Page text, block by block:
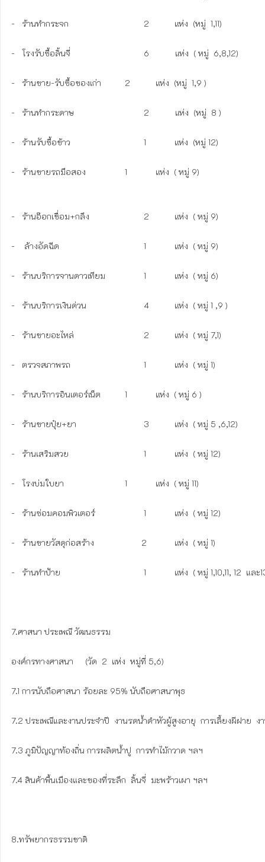
-   ร้านทำกระจก				2	     แห่ง  (หมู่  1,11)
-   โรงรับซื้อลิ้นจี่				6           แห่ง  ( หมู่  6,8,12)
-   ร้านขาย-รับซื้อของเก่า	        2	     แห่ง  (หมู่  1,9 )
-   ร้านทำกระดาษ		   	        2           แห่ง  (หมู่  8 )
-   ร้านรับซื้อข้าว				1            แห่ง  (หมู่ 12)
-   ร้านขายรถมือสอง			1	     แห่ง  ( หมู่ 9)
-   ร้านอ๊อกเชื่อม+กลึง		        2	     แห่ง  ( หมู่ 9)
-    ล้างอัดฉีด					1	     แห่ง  ( หมู่ 9)
-   ร้านบริการจานดาวเทียม		1	     แห่ง  ( หมู่ 6)
-   ร้านบริการเงินด่วน			4	     แห่ง  ( หมู่ 1 ,9 )
-   ร้านขายอะไหล่				2	     แห่ง  ( หมู่ 7,1)
-   ตรวจสภาพรถ				1	     แห่ง  ( หมู่ 1)
-   ร้านบริการอินเตอร์เน็ต		1	     แห่ง  ( หมู่ 6 )
-   ร้านขายปุ๋ย+ยา				3	     แห่ง  ( หมู่ 5 ,6,12)
-   ร้านเสริมสวย				1	     แห่ง  ( หมู่ 12)
-   โรงบ่มใบยา				1            แห่ง  ( หมู่ 11)
-   ร้านซ่อมคอมพิวเตอร์			1            แห่ง  ( หมู่ 12)
-   ร้านขายวัสดุก่อสร้าง		       2	     แห่ง  ( หมู่ 1)
-   ร้านทำป้าย					1	     แห่ง  ( หมู่ 1,10,11, 12  และ13)
7.ศาสนา ประเพณี วัฒนธรรม
องค์กรทางศาสนา     (วัด  2  แห่ง  หมู่ที่ 5,6)
7.1 การนับถือศาสนา ร้อยละ 95% นับถือศาสนาพุธ
7.2 ประเพณีและงานประจำปี  งานรดน้ำดำหัวผู้สูงอายุ  การเลี้ยงผีฝาย  ง
7.3 ภูมิปัญญาท้องถิ่น การผลิตน้ำปู  การทำไม้กวาด ฯลฯ
7.4 สินค้าพื้นเมืองและของที่ระลึก  ลิ้นจี่  มะพร้าวเผา ฯลฯ
8.ทรัพยากรธรรมชาติ